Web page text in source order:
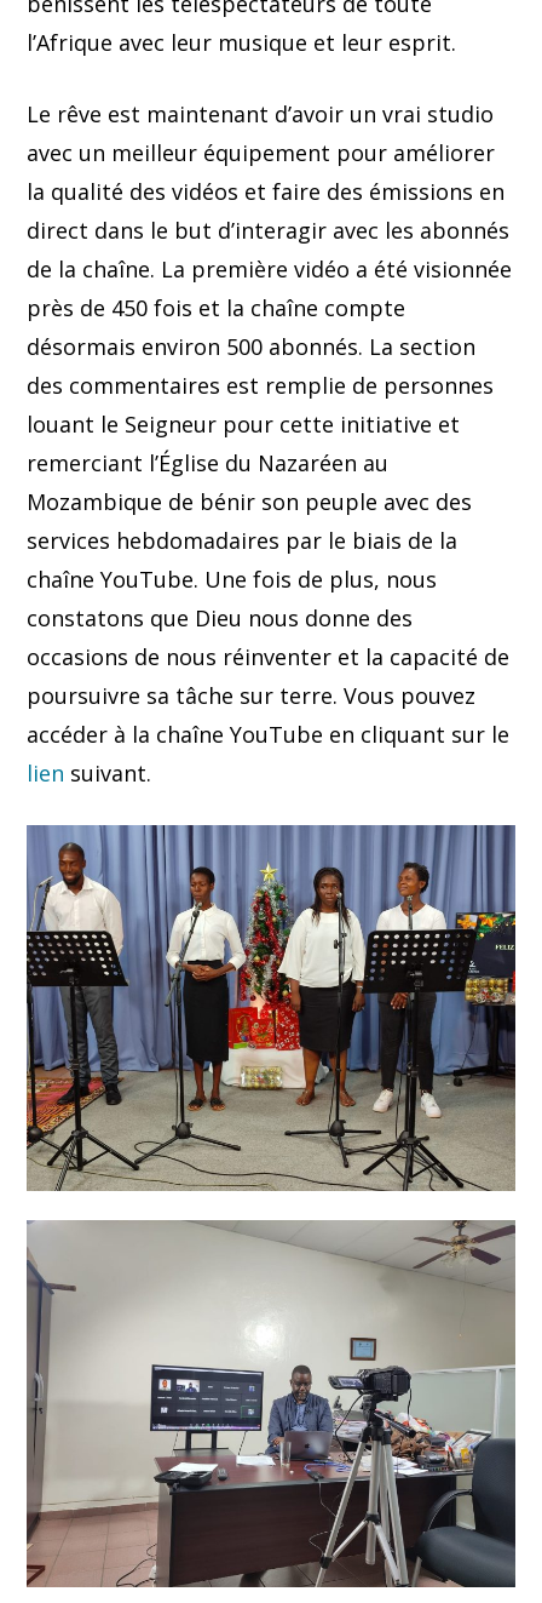
l’Afrique avec leur musique et leur esprit.
Le rêve est maintenant d’avoir un vrai studio
avec un meilleur équipement pour améliorer
la qualité des vidéos et faire des émissions en
direct dans le but d’interagir avec les abonnés
de la chaîne. La première vidéo a été visionnée
près de 450 fois et la chaîne compte
désormais environ 500 abonnés. La section
des commentaires est remplie de personnes
louant le Seigneur pour cette initiative et
remerciant l’Église du Nazaréen au
Mozambique de bénir son peuple avec des
services hebdomadaires par le biais de la
chaîne YouTube. Une fois de plus, nous
constatons que Dieu nous donne des
occasions de nous réinventer et la capacité de
poursuivre sa tâche sur terre. Vous pouvez
accéder à la chaîne YouTube en cliquant sur le
lien suivant.